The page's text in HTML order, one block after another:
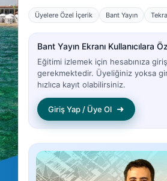
Üyelere Özel İçerik Bant Yayın
Bant Yayın Ekranı Kullanıcılara
Eğitimi izlemek için hesabınıza
gerekmektedir. Üyeliğiniz yoksa
hızlıca kayıt olabilirsiniz.
Giriş Yap / Üye Ol ➜